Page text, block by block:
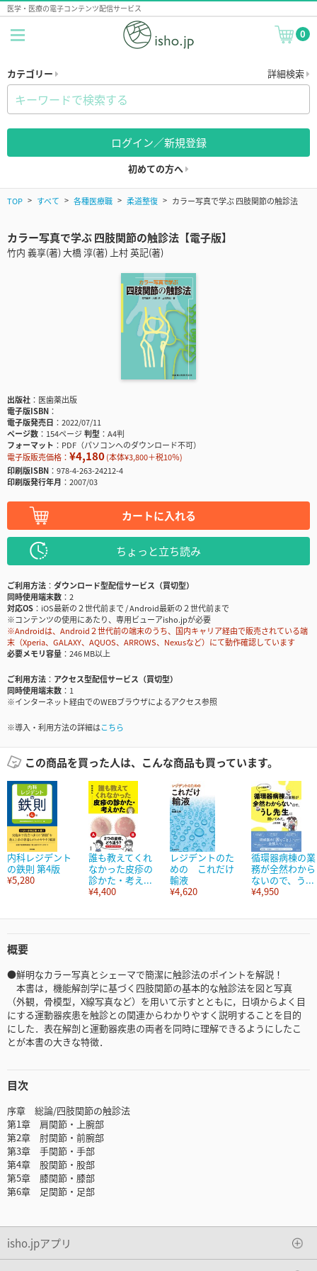
医学・医療の電子コンテンツ配信サービス
0
カテゴリー 詳細検索
ログイン／新規登録
初めての方へ
TOP すべて 各種医療職 柔道整復 カラー写真で学ぶ 四肢関節の触診法
カラー写真で学ぶ 四肢関節の触診法【電子版】
竹内 義享(著) 大橋 淳(著) 上村 英記(著)
出版社
医歯薬出版
電子版ISBN
電子版発売日
2022/07/11
ページ数
154ページ判型
A4判
フォーマット
PDF（パソコンへのダウンロード不可）
電子版販売価格： ¥4,180(本体¥3,800＋税10％)
印刷版ISBN
978-4-263-24212-4
印刷版発行年月
2007/03
カートに入れる
ちょっと立ち読み
ご利用方法
ダウンロード型配信サービス（買切型）
同時使用端末数
2
対応OS
iOS最新の２世代前まで / Android最新の２世代前まで
※コンテンツの使用にあたり、専用ビューアisho.jpが必要
※Androidは、Android２世代前の端末のうち、国内キャリア経由で販売されている端
末（Xperia、GALAXY、AQUOS、ARROWS、Nexusなど）にて動作確認しています
必要メモリ容量
246 MB以上
ご利用方法
アクセス型配信サービス（買切型）
同時使用端末数
1
※インターネット経由でのWEBブラウザによるアクセス参照
※導入・利用方法の詳細はこちら
この商品を買った人は、こんな商品も買っています。
内科レジデント
の鉄則 第4版
¥5,280
誰も教えてくれ
なかった皮疹の
診かた・考え...
¥4,400
レジデントのた
めの これだけ
輸液
¥4,620
循環器病棟の業
務が全然わから
ないので、う...
¥4,950
概要
●鮮明なカラー写真とシェーマで簡潔に触診法のポイントを解説！
本書は，機能解剖学に基づく四肢関節の基本的な触診法を図と写真
（外観，骨模型，X線写真など）を用いて示すとともに，日頃からよく目
にする運動器疾患を触診との関連からわかりやすく説明することを目的
にした．表在解剖と運動器疾患の両者を同時に理解できるようにしたこ
とが本書の大きな特徴．
目次
序章 総論/四肢関節の触診法
第1章 肩関節・上腕部
第2章 肘関節・前腕部
第3章 手関節・手部
第4章 股関節・股部
第5章 膝関節・膝部
第6章 足関節・足部
isho.jpアプリ